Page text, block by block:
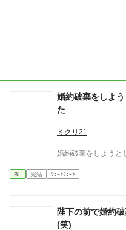
婚約破棄をしよ
た
ミクリ21
婚約破棄をしようと
BL 完結 ｼｮｰﾄｼｮｰﾄ
陛下の前で婚
(笑)